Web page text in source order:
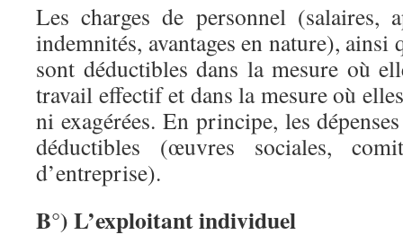
Les charges de personnel (salaires,
indemnités, avantages en nature), ainsi
sont déductibles dans la mesure où
travail effectif et dans la mesure où
ni exagérées. En principe, les
déductibles (œuvres sociales,
d’entreprise).
B°) L’exploitant individuel